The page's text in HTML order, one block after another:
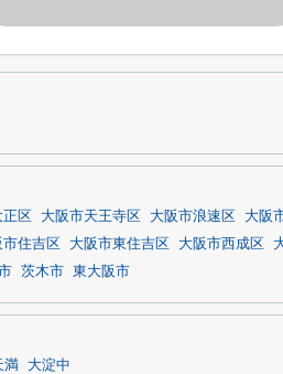
区 大阪市天王寺区 大阪市浪速区 大阪
市住吉区 大阪市東住吉区 大阪市西成区
茨木市 東大阪市
満 大淀中